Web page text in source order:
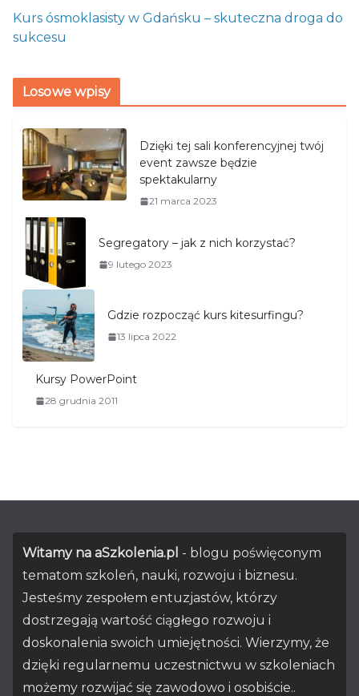
Kurs ósmoklasisty w Gdańsku – skuteczna droga do
sukcesu
Losowe wpisy
Dzięki tej sali konferencyjnej twój
event zawsze będzie
spektakularny
21 marca 2023
Segregatory – jak z nich korzystać?
9 lutego 2023
Gdzie rozpocząć kurs kitesurfingu?
13 lipca 2022
Kursy PowerPoint
28 grudnia 2011
Witamy na aSzkolenia.pl - blogu poświęconym
tematom szkoleń, nauki, rozwoju i biznesu.
Jesteśmy zespołem entuzjastów, którzy
dostrzegają wartość ciągłego rozwoju i
doskonalenia swoich umiejętności. Wierzymy, że
dzięki regularnemu uczestnictwu w szkoleniach
możemy rozwijać się zawodowo i osobiście..